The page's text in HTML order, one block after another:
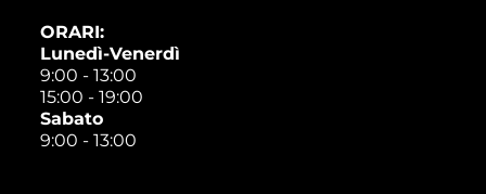
ORARI:
Lunedì-Venerdì
9:00 - 13:00
15:00 - 19:00
Sabato
9:00 - 13:00